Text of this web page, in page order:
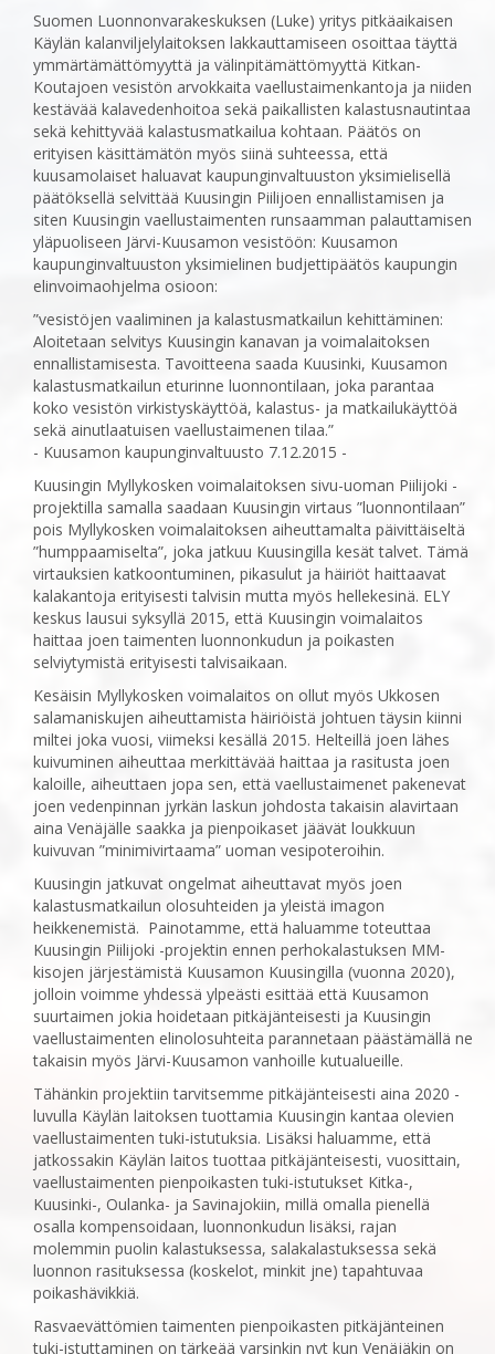
Suomen Luonnonvarakeskuksen (Luke) yritys pitkäaikaisen
Käylän kalanviljelylaitoksen lakkauttamiseen osoittaa täyttä
ymmärtämättömyyttä ja välinpitämättömyyttä Kitkan-
Koutajoen vesistön arvokkaita vaellustaimenkantoja ja niiden
kestävää kalavedenhoitoa sekä paikallisten kalastusnautintaa
sekä kehittyvää kalastusmatkailua kohtaan. Päätös on
erityisen käsittämätön myös siinä suhteessa, että
kuusamolaiset haluavat kaupunginvaltuuston yksimielisellä
päätöksellä selvittää Kuusingin Piilijoen ennallistamisen ja
siten Kuusingin vaellustaimenten runsaamman palauttamisen
yläpuoliseen Järvi-Kuusamon vesistöön: Kuusamon
kaupunginvaltuuston yksimielinen budjettipäätös kaupungin
elinvoimaohjelma osioon:
”vesistöjen vaaliminen ja kalastusmatkailun kehittäminen:
Aloitetaan selvitys Kuusingin kanavan ja voimalaitoksen
ennallistamisesta. Tavoitteena saada Kuusinki, Kuusamon
kalastusmatkailun eturinne luonnontilaan, joka parantaa
koko vesistön virkistyskäyttöä, kalastus- ja matkailukäyttöä
sekä ainutlaatuisen vaellustaimenen tilaa.”
- Kuusamon kaupunginvaltuusto 7.12.2015 -
Kuusingin Myllykosken voimalaitoksen sivu-uoman Piilijoki -
projektilla samalla saadaan Kuusingin virtaus ”luonnontilaan”
pois Myllykosken voimalaitoksen aiheuttamalta päivittäiseltä
”humppaamiselta”, joka jatkuu Kuusingilla kesät talvet. Tämä
virtauksien katkoontuminen, pikasulut ja häiriöt haittaavat
kalakantoja erityisesti talvisin mutta myös hellekesinä. ELY
keskus lausui syksyllä 2015, että Kuusingin voimalaitos
haittaa joen taimenten luonnonkudun ja poikasten
selviytymistä erityisesti talvisaikaan.
Kesäisin Myllykosken voimalaitos on ollut myös Ukkosen
salamaniskujen aiheuttamista häiriöistä johtuen täysin kiinni
miltei joka vuosi, viimeksi kesällä 2015. Helteillä joen lähes
kuivuminen aiheuttaa merkittävää haittaa ja rasitusta joen
kaloille, aiheuttaen jopa sen, että vaellustaimenet pakenevat
joen vedenpinnan jyrkän laskun johdosta takaisin alavirtaan
aina Venäjälle saakka ja pienpoikaset jäävät loukkuun
kuivuvan ”minimivirtaama” uoman vesipoteroihin.
Kuusingin jatkuvat ongelmat aiheuttavat myös joen
kalastusmatkailun olosuhteiden ja yleistä imagon
heikkenemistä. Painotamme, että haluamme toteuttaa
Kuusingin Piilijoki -projektin ennen perhokalastuksen MM-
kisojen järjestämistä Kuusamon Kuusingilla (vuonna 2020),
jolloin voimme yhdessä ylpeästi esittää että Kuusamon
suurtaimen jokia hoidetaan pitkäjänteisesti ja Kuusingin
vaellustaimenten elinolosuhteita parannetaan päästämällä ne
takaisin myös Järvi-Kuusamon vanhoille kutualueille.
Tähänkin projektiin tarvitsemme pitkäjänteisesti aina 2020 -
luvulla Käylän laitoksen tuottamia Kuusingin kantaa olevien
vaellustaimenten tuki-istutuksia. Lisäksi haluamme, että
jatkossakin Käylän laitos tuottaa pitkäjänteisesti, vuosittain,
vaellustaimenten pienpoikasten tuki-istutukset Kitka-,
Kuusinki-, Oulanka- ja Savinajokiin, millä omalla pienellä
osalla kompensoidaan, luonnonkudun lisäksi, rajan
molemmin puolin kalastuksessa, salakalastuksessa sekä
luonnon rasituksessa (koskelot, minkit jne) tapahtuvaa
poikashävikkiä.
Rasvaevättömien taimenten pienpoikasten pitkäjänteinen
tuki-istuttaminen on tärkeää varsinkin nyt kun Venäjäkin on